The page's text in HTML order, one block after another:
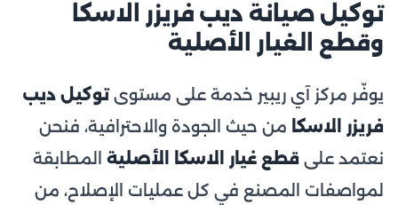
توكيل صيانة ديب فريزر الاسكا
وقطع الغيار الأصلية
يوفّر مركز آي ريبير خدمة على مستوىتوكيل ديب
فريزر الاسكا من حيث الجودة والاحترافية، فنحن
نعتمد على قطع غيار الاسكا الأصلية المطابقة
لمواصفات المصنع في كل عمليات الإصلاح، من